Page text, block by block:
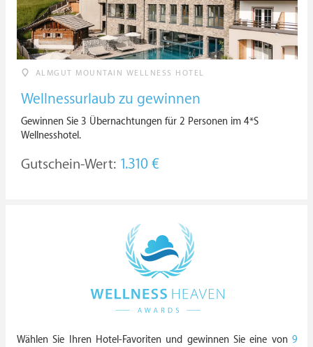
ALMGUT MOUNTAIN WELLNESS HOTEL
Wellnessurlaub zu gewinnen
Gewinnen Sie 3 Übernachtungen für 2 Personen im 4*S
Wellnesshotel.
Gutschein-Wert: 1.310 €
Wählen Sie Ihren Hotel-Favoriten und gewinnen Sie eine von 9